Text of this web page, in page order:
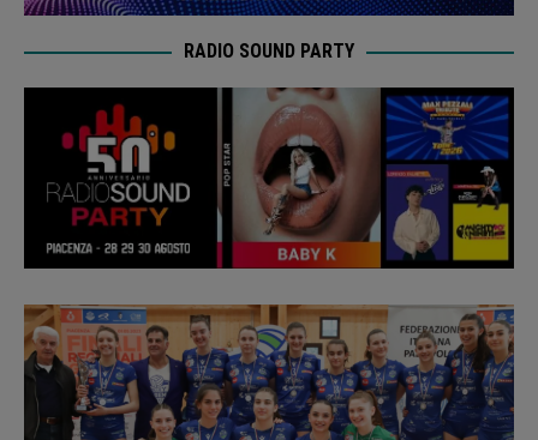
RADIO SOUND PARTY